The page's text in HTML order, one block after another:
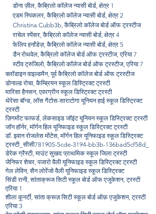
डोना ज़ील, कैब्रिलो कॉलेज न्यासी बोर्ड, क्षेत्र 1
एडम स्पिकलर, कैब्रिलो कॉलेज न्यासी बोर्ड, क्षेत्र 2
Christina Cubb3b, कैब्रिलो कॉलेज बोर्ड ऑफ ट्रस्टीज
राचेल स्पेंसर, कैब्रिलो कॉलेज न्यासी बोर्ड, क्षेत्र 4
फेलिप हर्नांडेज़, कैब्रिलो कॉलेज न्यासी बोर्ड, क्षेत्र 5
डैन रोथवेल, कैब्रिलो कॉलेज बोर्ड ऑफ ट्रस्टीज, एरिया 7
स्टीव ट्रुजिलो, कैब्रिलो कॉलेज बोर्ड ऑफ ट्रस्टीज, एरिया 7
क्लॉडाइन वाइल्डमैन, पूर्व कैब्रिलो कॉलेज बोर्ड ऑफ ट्रस्टीज
डोनाल्ड रोचा, कैम्ब्रियन स्कूल डिस्ट्रिक्ट ट्रस्टी
मारिसा हैनसन, एवरग्रीन स्कूल डिस्ट्रिक्ट ट्रस्टी
थेरेसा बॉन्ड, लॉस गैटोस-साराटोगा यूनियन हाई स्कूल डिस्ट्रिक्ट
ट्रस्टी
ज़िगमोंट फाफर्ड, लेकसाइड जॉइंट यूनियन स्कूल डिस्ट्रिक्ट ट्रस्टी
जॉन हॉर्नर, मॉर्गन हिल यूनिफाइड स्कूल डिस्ट्रिक्ट ट्रस्टी
डॉ. इवान रोजलेस मोंटेस, मॉर्गन हिल यूनिफाइड स्कूल डिस्ट्रिक्ट
ट्रस्टी_सीसी781905-5cde-3194-bb3b-136bad5cf58d_
डेरेक ग्रैस्टी, माउंट सुखद प्राथमिक स्कूल जिला ट्रस्टी
जेनिफर शेचर, पजारो वैली यूनिफाइड स्कूल डिस्ट्रिक्ट ट्रस्टी
गेल लेविन, सैन लोरेंजो वैली यूनिफाइड स्कूल डिस्ट्रिक्ट
सिंडी रानी, सांताक्रूज सिटी स्कूल बोर्ड ऑफ एजुकेशन, ट्रस्टी
एरिया 1
शीला कूनर्टी, सांता क्रूज़ सिटी स्कूल बोर्ड ऑफ़ एजुकेशन, ट्रस्टी
एरिया 3